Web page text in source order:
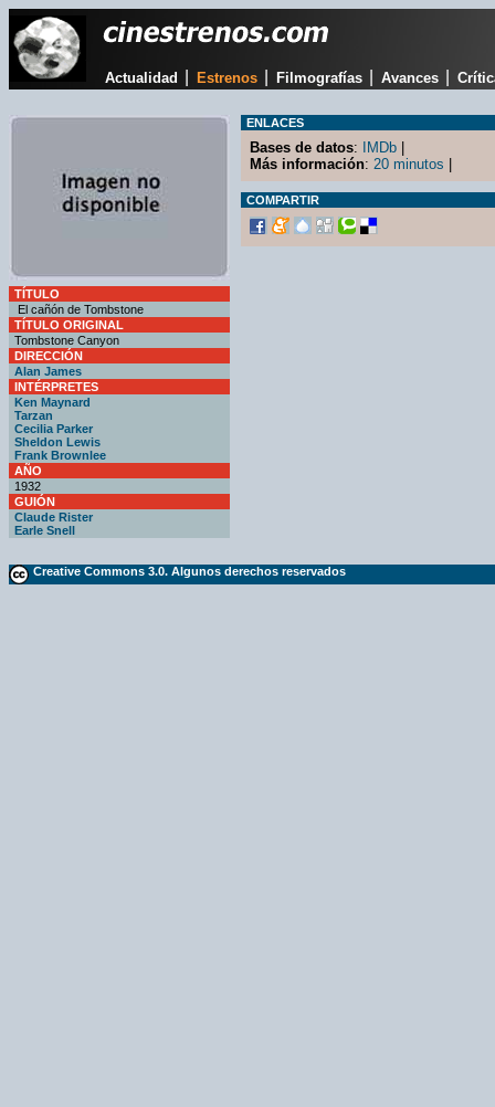
Actualidad Estrenos Filmografías Avances
TÍTULO
El cañón de Tombstone
TÍTULO ORIGINAL
Tombstone Canyon
DIRECCIÓN
Alan James
INTÉRPRETES
Ken Maynard
Tarzan
Cecilia Parker
Sheldon Lewis
Frank Brownlee
AÑO
1932
GUIÓN
Claude Rister
Earle Snell
ENLACES
Bases de datos: IMDb
Más información: 20 minutos
COMPARTIR
Creative Commons 3.0. Algunos derechos reservados